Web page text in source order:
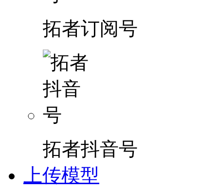
拓者订阅号
拓者抖音号
上传模型